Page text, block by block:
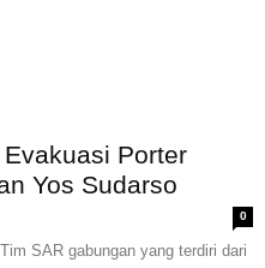
Porter
Yos Sudarso
0
SAR gabungan yang terdiri dari